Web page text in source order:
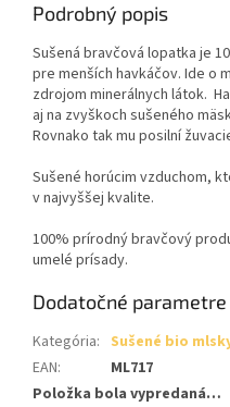
Podrobný popis
Sušená bravčová lopatka je
pre menších havkáčov. Ide o
zdrojom minerálnych látok.
aj na zvyškoch sušeného
Rovnako tak mu posilní
Sušené horúcim vzduchom,
v najvyššej kvalite.
100% prírodný bravčový
umelé prísady.
Dodatočné parametre
Kategória: Sušené bio
EAN:
ML717
Položka bola vypredaná…